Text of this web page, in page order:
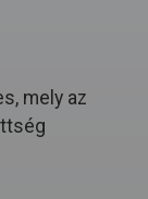
mely az